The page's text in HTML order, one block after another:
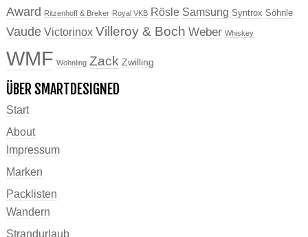
Award Ritzenhoff & Breker Royal VKB Rösle Samsung Syntrox Söhnle
Vaude Victorinox Villeroy & Boch Weber Whiskey
WMF Wohnling Zack Zwilling
ÜBER SMARTDESIGNED
Start
About
Impressum
Marken
Packlisten
Wandern
Strandurlaub